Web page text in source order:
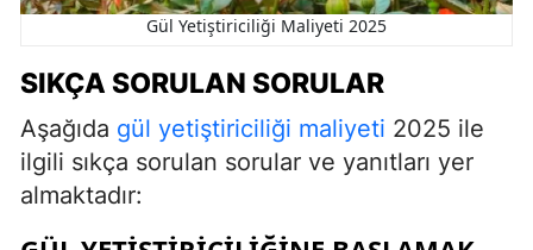
Gül Yetiştiriciliği Maliyeti 2025
SIKÇA SORULAN SORULAR
Aşağıda gül yetiştiriciliği maliyeti 2025 ile
ilgili sıkça sorulan sorular ve yanıtları yer
almaktadır: